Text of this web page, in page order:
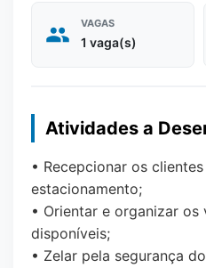
VAGAS
1 vaga(s)
Atividades a
• Recepcionar os
estacionamento;
• Orientar e organizar os
disponíveis;
• Zelar pela segurança